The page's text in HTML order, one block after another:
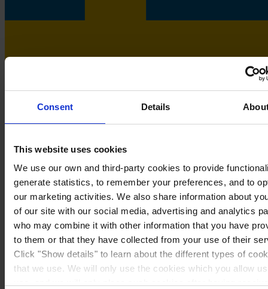
Consent Details
This website uses cookies
We use our own and third-party cookies to provide
generate statistics, to remember your preferences, and to
our marketing activities. We also share information about
of our site with our social media, advertising and analytics
who may combine it with other information that you have
to them or that they have collected from your use of their
Click "Show details" to learn about the different types of
that we use. We will only use the cookies which you allow
Sweden